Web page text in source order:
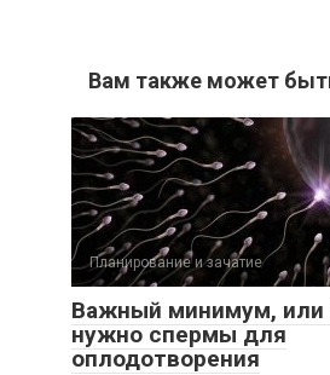
Вам также может
Планирование и зачатие
Важный минимум, или
нужно спермы для
оплодотворения